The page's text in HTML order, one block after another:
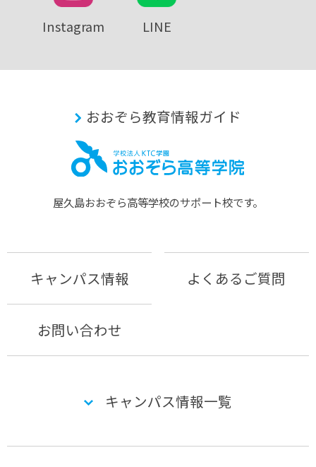
Instagram LINE
おおぞら教育情報ガイド
屋久島おおぞら⾼等学校のサポート校です。
キャンパス情報 よくあるご質問
お問い合わせ
キャンパス情報一覧